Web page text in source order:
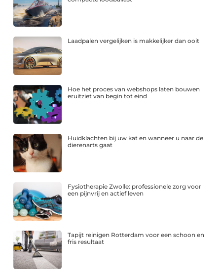
Laadpalen vergelijken is makkelijker dan ooit
Hoe het proces van webshops laten bouwen
eruitziet van begin tot eind
Huidklachten bij uw kat en wanneer u naar de
dierenarts gaat
Fysiotherapie Zwolle: professionele zorg voor
een pijnvrij en actief leven
Tapijt reinigen Rotterdam voor een schoon en
fris resultaat